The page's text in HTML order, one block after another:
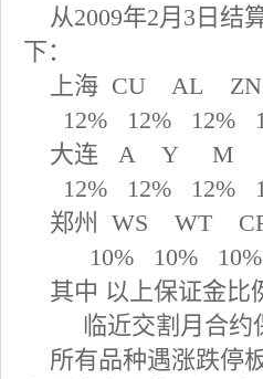
从2009年2月 3 日 结
下：
上海 CU AL
12% 12%
大连 A Y M
12% 12% 12%
郑州
WS WT
10% 10%
其中 以上保证金比
临近交割月合
所有品种遇涨跌停